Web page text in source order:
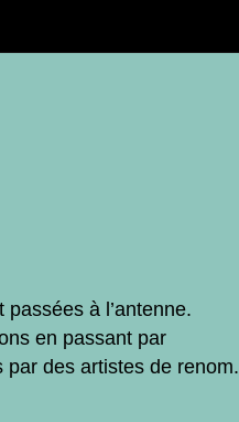
à l’antenne.
en passant par
des artistes de renom.